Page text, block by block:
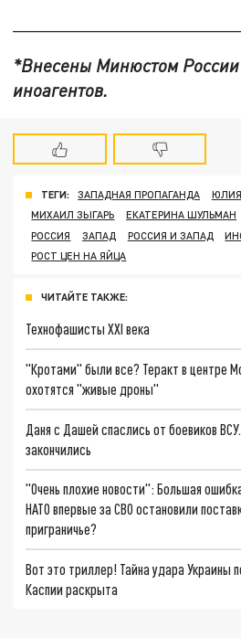
*Внесены Минюстом
иноагентов.
ТЕГИ: ЗАПАДНАЯ ПРОПАГАНДА
МИХАИЛ ЗЫГАРЬ
ЕКАТЕРИНА ШУЛЬМАН
РОССИЯ
ЗАПАД РОССИЯ И ЗАПАД
РОСТ ЦЕН НА ЯЙЦА
ЧИТАЙТЕ ТАКЖЕ:
Технофашисты XXI века
"Кротами" были все? Теракт в центре
охотятся "живые дроны"
Даня с Дашей спаслись от боевиков
закончились
"Очень плохие новости": Большая
НАТО впервые за СВО остановили
приграничье?
Вот это триллер! Тайна удара Украины
Каспии раскрыта